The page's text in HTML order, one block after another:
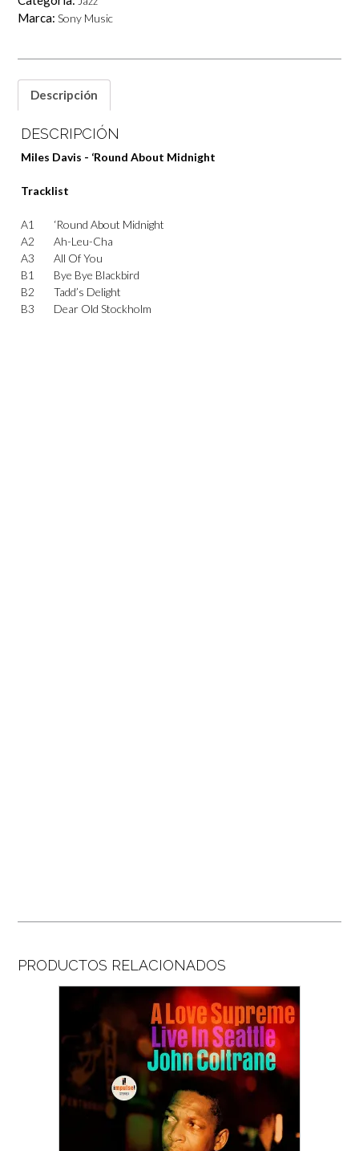
Marca: Sony Music
Descripción
DESCRIPCIÓN
Miles Davis ‎- ‘Round About Midnight
Tracklist
A1
‘Round About Midnight
A2
Ah-Leu-Cha
A3
All Of You
B1
Bye Bye Blackbird
B2
Tadd’s Delight
B3
Dear Old Stockholm
PRODUCTOS RELACIONADOS